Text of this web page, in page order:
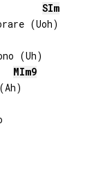
SIm
(Uoh)
(Uh)
MIm9